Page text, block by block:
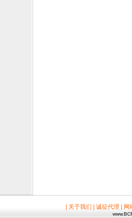
| 关于我们 | 诚征代理 |